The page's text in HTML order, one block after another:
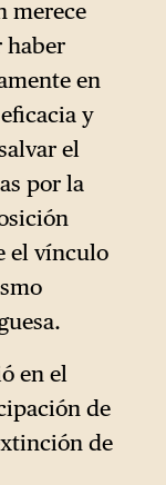
merece
haber
en
y
el
por la
el vínculo
en el
de
de